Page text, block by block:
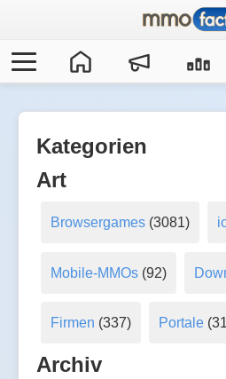
Kategorien
Art
Browsergames(3081)
Mobile-MMOs(92)
Firmen (337) Portale
Archiv